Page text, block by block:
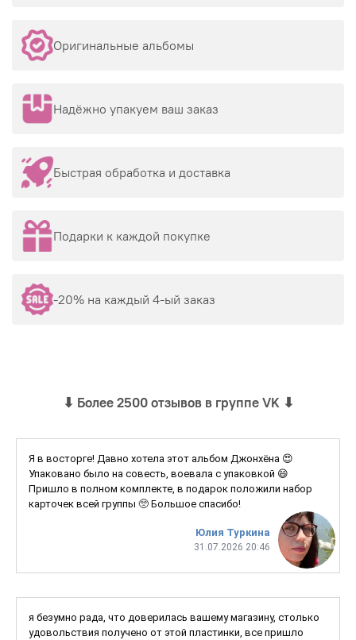
Оригинальные альбомы
Надёжно упакуем ваш заказ
Быстрая обработка и доставка
Подарки к каждой покупке
-20% на каждый 4-ый заказ
⬇ Более 2500 отзывов в группе VK ⬇
Юлия Туркина
31.07.2026 20:46
Я в восторге! Давно хотела этот альбом Джонхёна 😍
Упаковано было на совесть, воевала с упаковкой 😄
Пришло в полном комплекте, в подарок положили набор
карточек всей группы 🥺 Большое спасибо!
я безумно рада, что доверилась вашему магазину, столько
удовольствия получено от этой пластинки, все пришло